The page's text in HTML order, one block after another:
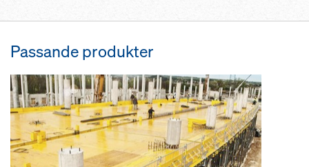
Passande produkter